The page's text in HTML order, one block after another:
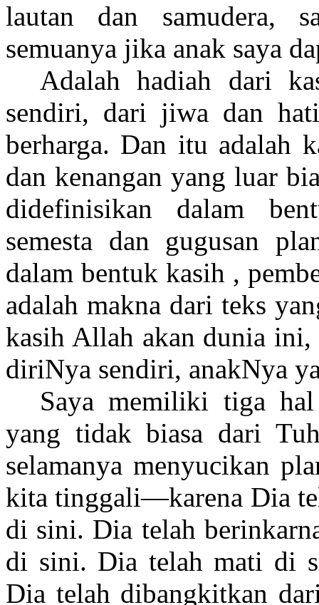
lautan dan samudera,
semuanya jika anak saya
Adalah hadiah dari
sendiri, dari jiwa dan
berharga. Dan itu adalah
dan kenangan yang luar
didefinisikan dalam
semesta dan gugusan
dalam bentuk kasih ,
adalah makna dari teks
kasih Allah akan dunia ini,
diriNya sendiri, anakNya
Saya memiliki tiga hal
yang tidak biasa dari
selamanya menyucikan
kita tinggali—karena Dia
di sini. Dia telah
di sini. Dia telah mati di
Dia telah dibangkitkan